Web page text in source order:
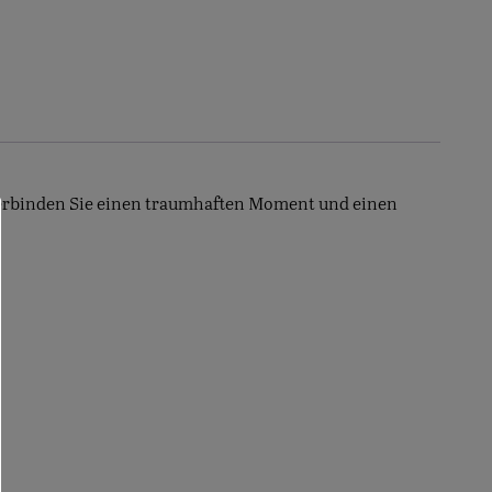
Sie einen traumhaften Moment und einen